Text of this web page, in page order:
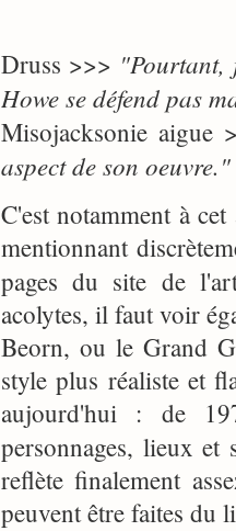
Druss >>> "Pourtant,
Howe se défend pas
Misojacksonie aigue
aspect de son oeuvre."
C'est notamment à
mentionnant
pages du site de
acolytes, il faut voir
Beorn, ou le Grand
style plus réaliste et
aujourd'hui : de
personnages, lieux et
reflète finalement
peuvent être faites du